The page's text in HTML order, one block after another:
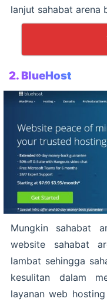
lanjut sahabat arena
2. BlueHost
Mungkin sahabat
website sahabat
lambat sehingga
kesulitan dalam
layanan web